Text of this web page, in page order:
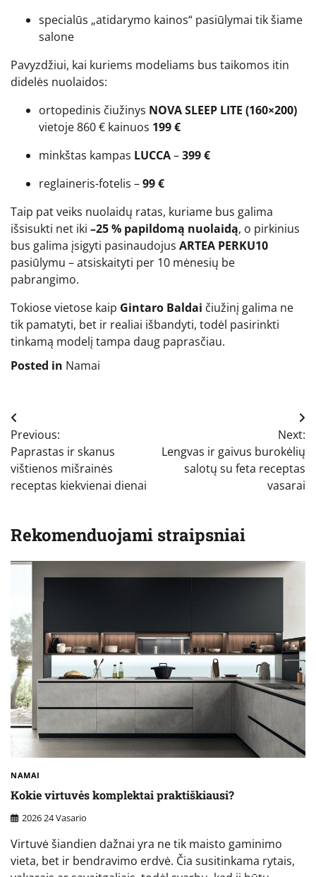
specialūs „atidarymo kainos“ pasiūlymai tik šiame
salone
Pavyzdžiui, kai kuriems modeliams bus taikomos itin
didelės nuolaidos:
ortopedinis čiužinys NOVA SLEEP LITE (160×200)
vietoje 860 € kainuos 199 €
minkštas kampas LUCCA–399 €
reglaineris-fotelis –99 €
Taip pat veiks nuolaidų ratas, kuriame bus galima
išsisukti net iki –25 % papildomą nuolaidą, o pirkinius
bus galima įsigyti pasinaudojus ARTEA PERKU10
pasiūlymu – atsiskaityti per 10 mėnesių be
pabrangimo.
Tokiose vietose kaip Gintaro Baldai čiužinį galima ne
tik pamatyti, bet ir realiai išbandyti, todėl pasirinkti
tinkamą modelį tampa daug paprasčiau.
Posted in Namai
Navigacija
tarp
įrašų
Previous:
Paprastas ir skanus
vištienos mišrainės
receptas kiekvienai dienai
Next:
Lengvas ir gaivus burokėlių
salotų su feta receptas
vasarai
Rekomenduojami straipsniai
NAMAI
Kokie virtuvės komplektai praktiškiausi?
2026 24 Vasario
Virtuvė šiandien dažnai yra ne tik maisto gaminimo
vieta, bet ir bendravimo erdvė. Čia susitinkama rytais,